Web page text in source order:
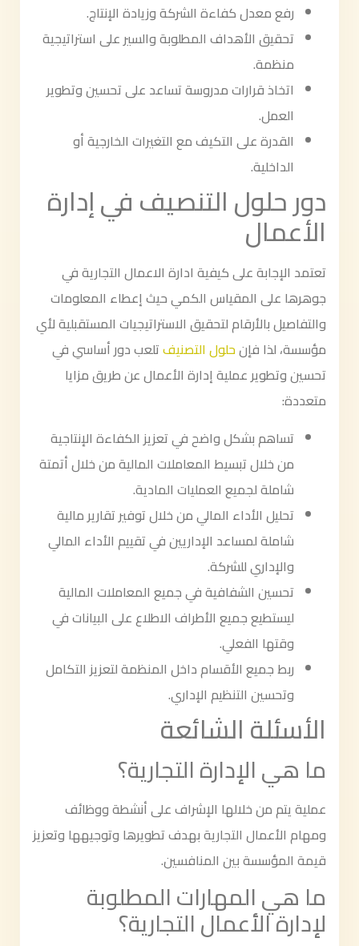
رفع معدل كفاءة الشركة وزيادة الإنتاج.
تحقيق الأهداف المطلوبة والسير على استراتيجية
منظمة.
اتخاذ قرارات مدروسة تساعد على تحسين وتطوير
العمل.
القدرة على التكيف مع التغيرات الخارجية أو
الداخلية.
دور حلول التنصيف في إدارة
الأعمال
تعتمد الإجابة على كيفية ادارة الاعمال التجارية في
جوهرها على المقياس الكمي حيث إعطاء المعلومات
والتفاصيل بالأرقام لتحقيق الاستراتيجيات المستقبلية لأي
مؤسسة، لذا فإنحلول التصنيفتلعب دور أساسي في
تحسين وتطوير عملية إدارة الأعمال عن طريق مزايا
متعددة:
تساهم بشكل واضح في تعزيز الكفاءة الإنتاجية
من خلال تبسيط المعاملات المالية من خلال أتمتة
شاملة لجميع العمليات المادية.
تحليل الأداء المالي من خلال توفير تقارير مالية
شاملة لمساعد الإداريين في تقييم الأداء المالي
والإداري للشركة.
تحسين الشفافية في جميع المعاملات المالية
ليستطيع جميع الأطراف الاطلاع على البيانات في
وقتها الفعلي.
ربط جميع الأقسام داخل المنظمة لتعزيز التكامل
وتحسين التنظيم الإداري.
الأسئلة الشائعة
ما هي الإدارة التجارية؟
عملية يتم من خلالها الإشراف على أنشطة ووظائف
ومهام الأعمال التجارية بهدف تطويرها وتوجيهها وتعزيز
قيمة المؤسسة بين المنافسين.
ما هي المهارات المطلوبة
لإدارة الأعمال التجارية؟